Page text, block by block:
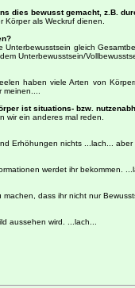
dies bewusst gemacht, z.B.
als Weckruf dienen.
gleich
Unterbewusstsein/
haben viele Arten von
ist situations- bzw.
wir ein anderes mal reden.
Erhöhungen nichts ...lach... aber
werdet ihr bekommen.
machen, dass ihr nicht nur
aussehen wird. ...lach...